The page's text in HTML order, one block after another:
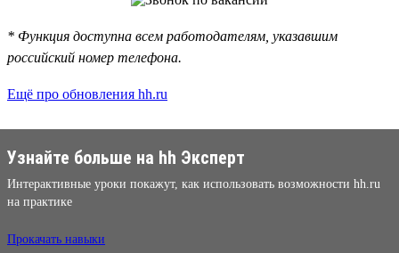
* Функция доступна всем работодателям, указавшим
российский номер телефона.
Ещё про обновления hh.ru
Узнайте больше на hh Эксперт
Интерактивные уроки покажут, как использовать возможности hh.ru
на практике
Прокачать навыки